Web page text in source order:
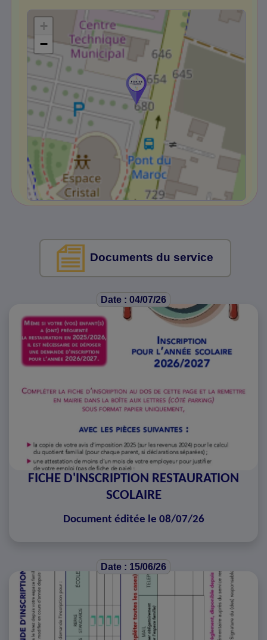
+
−
Documents du service
Date : 04/07/26
FICHE D'INSCRIPTION RESTAURATION
SCOLAIRE
Document éditée le 08/07/26
Date : 15/06/26